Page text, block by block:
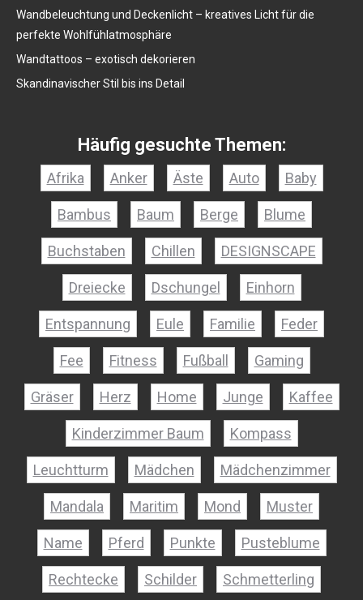
Wandbeleuchtung und Deckenlicht – kreatives Licht für die
perfekte Wohlfühlatmosphäre
Wandtattoos – exotisch dekorieren
Skandinavischer Stil bis ins Detail
Häufig gesuchte Themen:
Afrika Anker Äste Auto Baby
Bambus Baum Berge Blume
Buchstaben Chillen DESIGNSCAPE
Dreiecke Dschungel Einhorn
Entspannung Eule Familie Feder
Fee Fitness Fußball Gaming
Gräser Herz Home Junge Kaffee
Kinderzimmer Baum Kompass
Leuchtturm Mädchen Mädchenzimmer
Mandala Maritim Mond Muster
Name Pferd Punkte Pusteblume
Rechtecke Schilder Schmetterling